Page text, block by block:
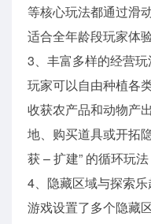
等核心玩法都通过滑
适合全年龄段玩家体验
3、丰富多样的经营玩
玩家可以自由种植各
收获农产品和动物产
地、购买道具或开拓
获 – 扩建” 的循环玩
4、隐藏区域与探索乐
游戏设置了多个隐藏